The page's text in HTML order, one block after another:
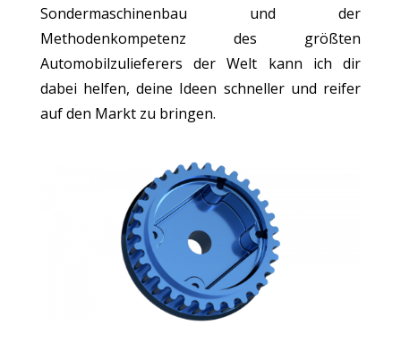
Sondermaschinenbau und der
Methodenkompetenz des größten
Automobilzulieferers der Welt kann ich dir
dabei helfen, deine Ideen schneller und reifer
auf den Markt zu bringen.